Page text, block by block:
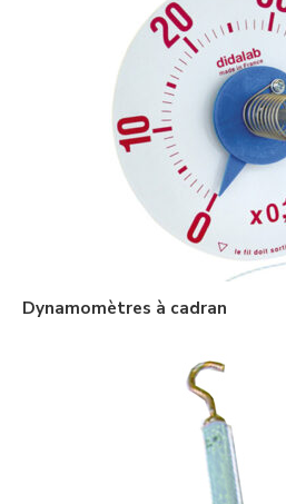
Dynamomètres à cadran
5Newton